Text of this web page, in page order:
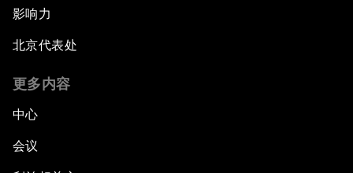
影响力
北京代表处
更多内容
中心
会议